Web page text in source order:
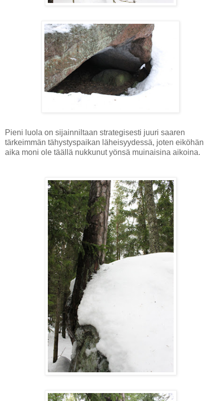
Pieni luola on sijainniltaan strategisesti juuri saaren
tärkeimmän tähystyspaikan läheisyydessä, joten eiköhän
aika moni ole täällä nukkunut yönsä muinaisina aikoina.